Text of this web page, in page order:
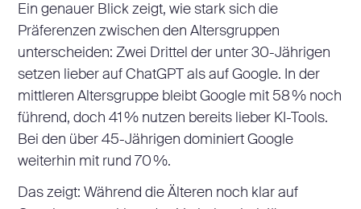
Ein genauer Blick zeigt, wie stark sich die
Präferenzen zwischen den Altersgruppen
unterscheiden: Zwei Drittel der unter 30-Jährigen
setzen lieber auf ChatGPT als auf Google. In der
mittleren Altersgruppe bleibt Google mit 58 % noch
führend, doch 41 % nutzen bereits lieber KI-Tools.
Bei den über 45-Jährigen dominiert Google
weiterhin mit rund 70 %.
Das zeigt: Während die Älteren noch klar auf